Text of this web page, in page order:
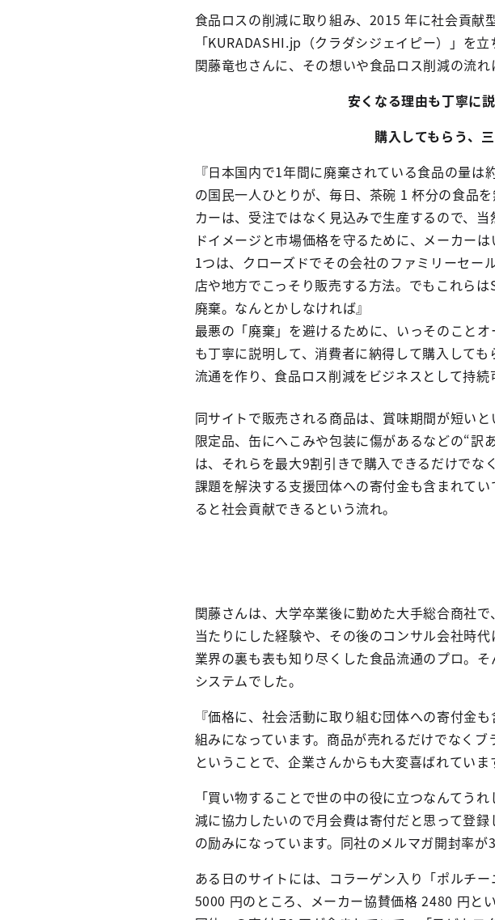
食品ロスの削減に取り組み、2015 年に社会貢献
「KURADASHI.jp（クラダシジェイピー）」を
関藤竜也さんに、その想いや食品ロス削減の流れ
安くなる理由も丁寧に
購入してもらう、
『日本国内で1年間に廃棄されている食品の量
の国民一人ひとりが、毎日、茶碗 1 杯分の食品
カーは、受注ではなく見込みで生産するので、
ドイメージと市場価格を守るために、メーカー
1つは、クローズドでその会社のファミリーセー
店や地方でこっそり販売する方法。でもこれら
廃棄。なんとかしなければ』
最悪の「廃棄」を避けるために、いっそのこと
も丁寧に説明して、消費者に納得して購入して
流通を作り、食品ロス削減をビジネスとして持続
同サイトで販売される商品は、賞味期間が短い
限定品、缶にへこみや包装に傷があるなどの“訳
は、それらを最大9割引きで購入できるだけでな
課題を解決する支援団体への寄付金も含まれてい
ると社会貢献できるという流れ。
関藤さんは、大学卒業後に勤めた大手総合商社
当たりにした経験や、その後のコンサル会社時
業界の裏も表も知り尽くした食品流通のプロ。
システムでした。
『価格に、社会活動に取り組む団体への寄付金
組みになっています。商品が売れるだけでなく
ということで、企業さんからも大変喜ばれていま
「買い物することで世の中の役に立つなんてう
減に協力したいので月会費は寄付だと思って登
の励みになっています。同社のメルマガ開封率が
ある日のサイトには、コラーゲン入り「ポルチ
5000 円のところ、メーカー協賛価格 2480 円と